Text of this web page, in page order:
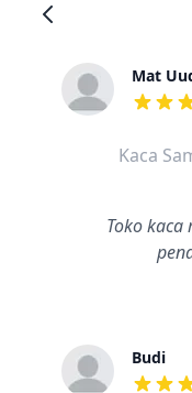
Mat
dari
Kaca
Toko kaca
Budi